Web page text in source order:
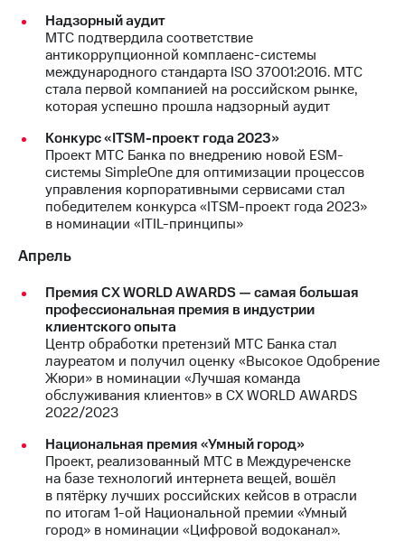
Описание
Программа
приобретения
Порядок
выкупа
акций
Рынок
облигаций
Описание
Еврооблигации-2023
Уведомление
облигаций
Другое
Регистратор
Реквизиты
Контакты
развитие
деловая этика
На главную
Надзорный аудит
МТС подтвердила соответствие
антикоррупционной комплаенс-системы
международного стандарта ISO 37001:2016. МТС
стала первой компанией на российском рынке,
которая успешно прошла надзорный аудит
Конкурс «ITSM-проект года 2023»
Проект МТС Банка по внедрению новой ESM-
системы SimpleOne для оптимизации процессов
управления корпоративными сервисами стал
победителем конкурса «ITSM-проект года 2023»
в номинации «ITIL-принципы»
Апрель
Премия СХ WORLD AWARDS — самая большая
профессиональная премия в индустрии
клиентского опыта
Центр обработки претензий МТС Банка стал
лауреатом и получил оценку «Высокое Одобрение
Жюри» в номинации «Лучшая команда
обслуживания клиентов» в СХ WORLD AWARDS
2022/2023
Национальная премия «Умный город»
Проект, реализованный МТС в Междуреченске
на базе технологий интернета вещей, вошёл
в пятёрку лучших российских кейсов в отрасли
по итогам 1-ой Национальной премии «Умный
город» в номинации «Цифровой водоканал».